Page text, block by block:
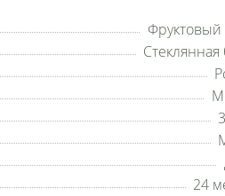
Стеклянная
24